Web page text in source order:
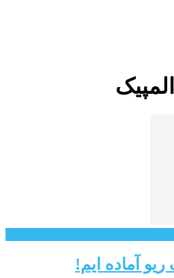
آماده ایم!